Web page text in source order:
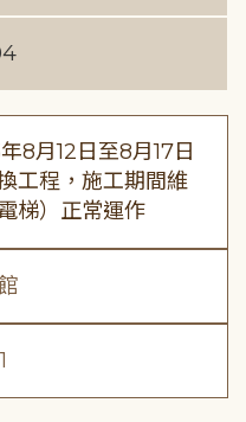
8月12日至8月17日
工程，施工期間維
梯）正常運作